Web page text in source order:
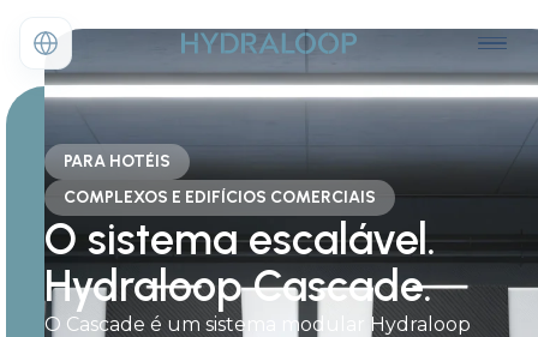
PARA HOTÉIS
COMPLEXOS E EDIFÍCIOS COMERCIAIS
O sistema escalável.
Hydraloop Cascade.
O Cascade é um sistema modular Hydraloop